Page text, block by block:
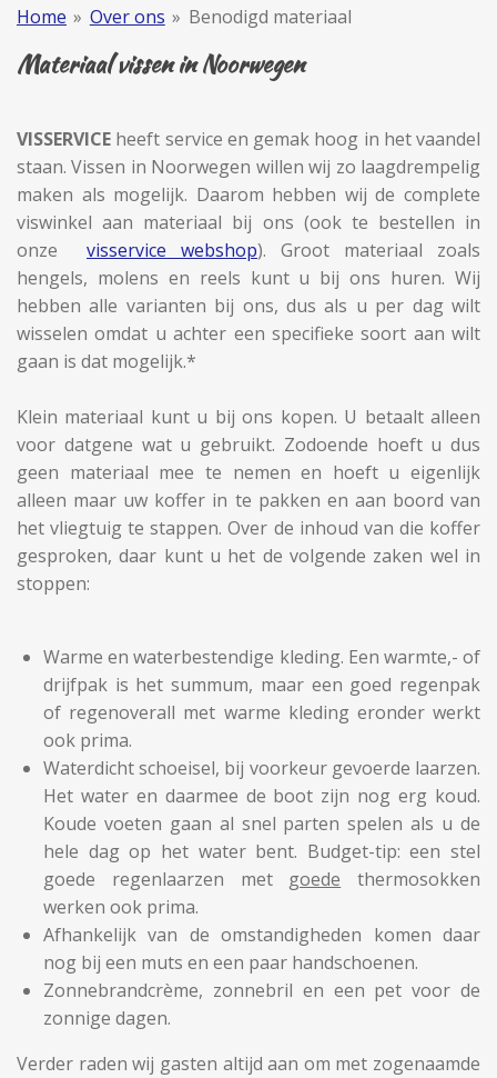
Home » Over ons » Benodigd materiaal
Materiaal vissen in Noorwegen
VISSERVICE heeft service en gemak hoog in het vaandel
staan. Vissen in Noorwegen willen wij zo laagdrempelig
maken als mogelijk. Daarom hebben wij de complete
viswinkel aan materiaal bij ons (ook te bestellen in
onze visservice webshop). Groot materiaal zoals
hengels, molens en reels kunt u bij ons huren. Wij
hebben alle varianten bij ons, dus als u per dag wilt
wisselen omdat u achter een specifieke soort aan wilt
gaan is dat mogelijk.*
Klein materiaal kunt u bij ons kopen. U betaalt alleen
voor datgene wat u gebruikt. Zodoende hoeft u dus
geen materiaal mee te nemen en hoeft u eigenlijk
alleen maar uw koffer in te pakken en aan boord van
het vliegtuig te stappen. Over de inhoud van die koffer
gesproken, daar kunt u het de volgende zaken wel in
stoppen:
Warme en waterbestendige kleding. Een warmte,- of
drijfpak is het summum, maar een goed regenpak
of regenoverall met warme kleding eronder werkt
ook prima.
Waterdicht schoeisel, bij voorkeur gevoerde laarzen.
Het water en daarmee de boot zijn nog erg koud.
Koude voeten gaan al snel parten spelen als u de
hele dag op het water bent. Budget-tip: een stel
goede regenlaarzen met goede thermosokken
werken ook prima.
Afhankelijk van de omstandigheden komen daar
nog bij een muts en een paar handschoenen.
Zonnebrandcrème, zonnebril en een pet voor de
zonnige dagen.
Verder raden wij gasten altijd aan om met zogenaamde